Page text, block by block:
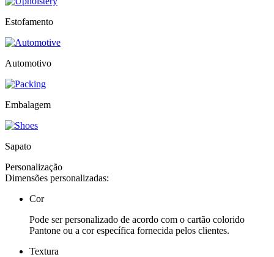
Estofamento
Automotivo
Embalagem
Sapato
Personalização
Dimensões personalizadas:
Cor
Pode ser personalizado de acordo com o cartão colorido
Pantone ou a cor específica fornecida pelos clientes.
Textura